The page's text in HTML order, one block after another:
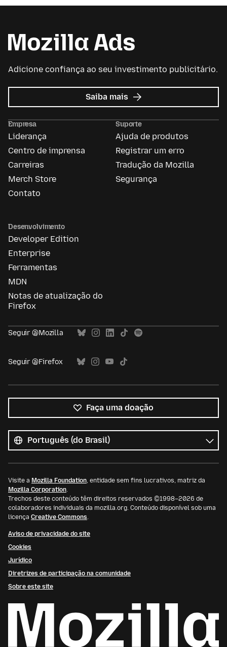
Adicione confiança ao seu investimento publicitário.
Saiba mais sobre
Mozilla
Empresa
Liderança
Centro de imprensa
Carreiras
Merch Store
Contato
Suporte
Ajuda de produtos
Registrar um erro
Tradução da Mozilla
Segurança
Desenvolvimento
Developer Edition
Enterprise
Ferramentas
MDN
Notas de atualização do
Firefox
Seguir @Mozilla
Seguir @Firefox
Faça uma doação
os
idiomas
Idioma
Visite a Mozilla Foundation, entidade sem fins lucrativos, matriz da
Mozilla Corporation.
Trechos deste conteúdo têm direitos reservados ©1998–2026 de
colaboradores individuais da mozilla.org. Conteúdo disponível sob uma
licença Creative Commons.
Aviso de privacidade do site
Cookies
Jurídico
Diretrizes de participação na comunidade
Sobre este site